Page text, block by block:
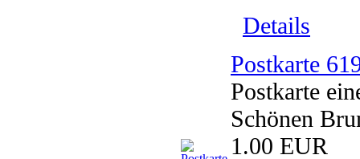
Details
Postkarte
Postkarte
Schönen
1.00 EUR